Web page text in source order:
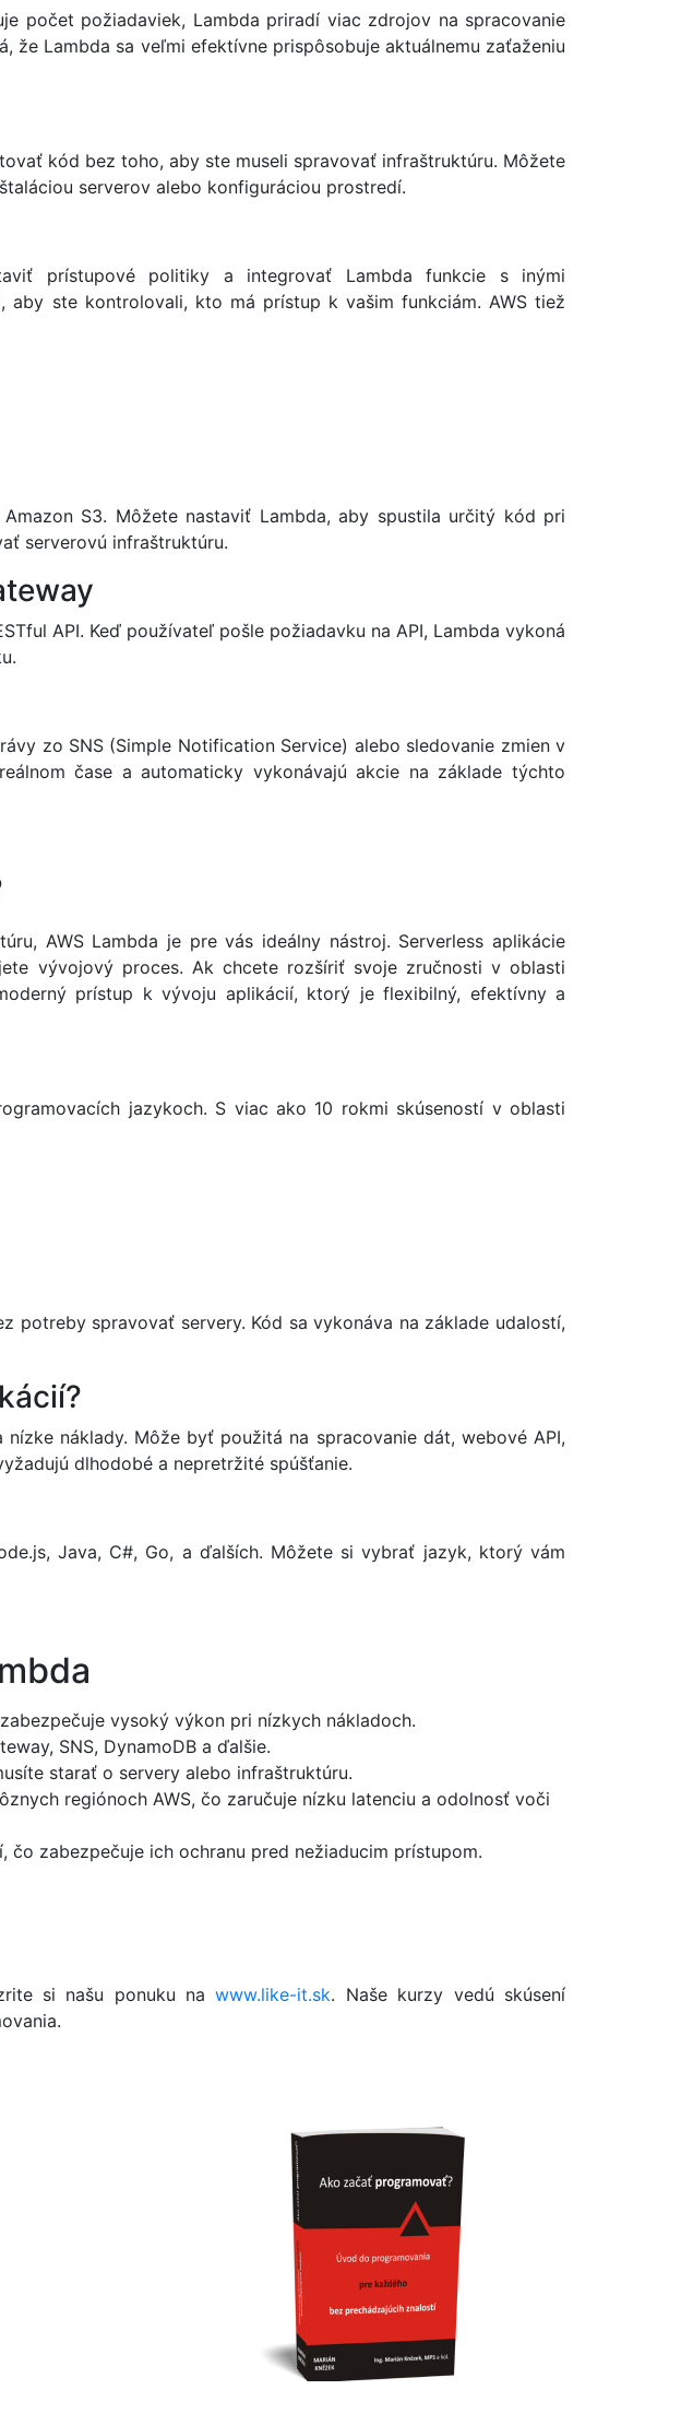
počet požiadaviek, Lambda priradí viac zdrojov na spracovanie
Lambda sa veľmi efektívne prispôsobuje aktuálnemu zaťaženiu
kód bez toho, aby ste museli spravovať infraštruktúru. Môžete
serverov alebo konfiguráciou prostredí.
prístupové politiky a integrovať Lambda funkcie s inými
aby ste kontrolovali, kto má prístup k vašim funkciám. AWS tiež
S3. Môžete nastaviť Lambda, aby spustila určitý kód pri
serverovú infraštruktúru.
API. Keď používateľ pošle požiadavku na API, Lambda vykoná
zo SNS (Simple Notification Service) alebo sledovanie zmien v
čase a automaticky vykonávajú akcie na základe týchto
AWS Lambda je pre vás ideálny nástroj. Serverless aplikácie
vývojový proces. Ak chcete rozšíriť svoje zručnosti v oblasti
prístup k vývoju aplikácií, ktorý je flexibilný, efektívny a
jazykoch. S viac ako 10 rokmi skúseností v oblasti
potreby spravovať servery. Kód sa vykonáva na základe udalostí,
náklady. Môže byť použitá na spracovanie dát, webové API,
dlhodobé a nepretržité spúšťanie.
Java, C#, Go, a ďalších. Môžete si vybrať jazyk, ktorý vám
vysoký výkon pri nízkych nákladoch.
SNS, DynamoDB a ďalšie.
starať o servery alebo infraštruktúru.
regiónoch AWS, čo zaručuje nízku latenciu a odolnosť voči
zabezpečuje ich ochranu pred nežiaducim prístupom.
si našu ponuku nawww.like-it.sk. Naše kurzy vedú skúsení